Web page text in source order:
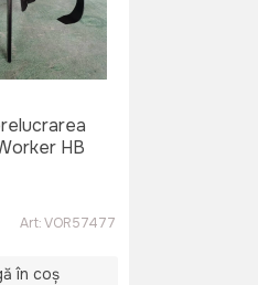
HB
Art:VOR57477
în coș